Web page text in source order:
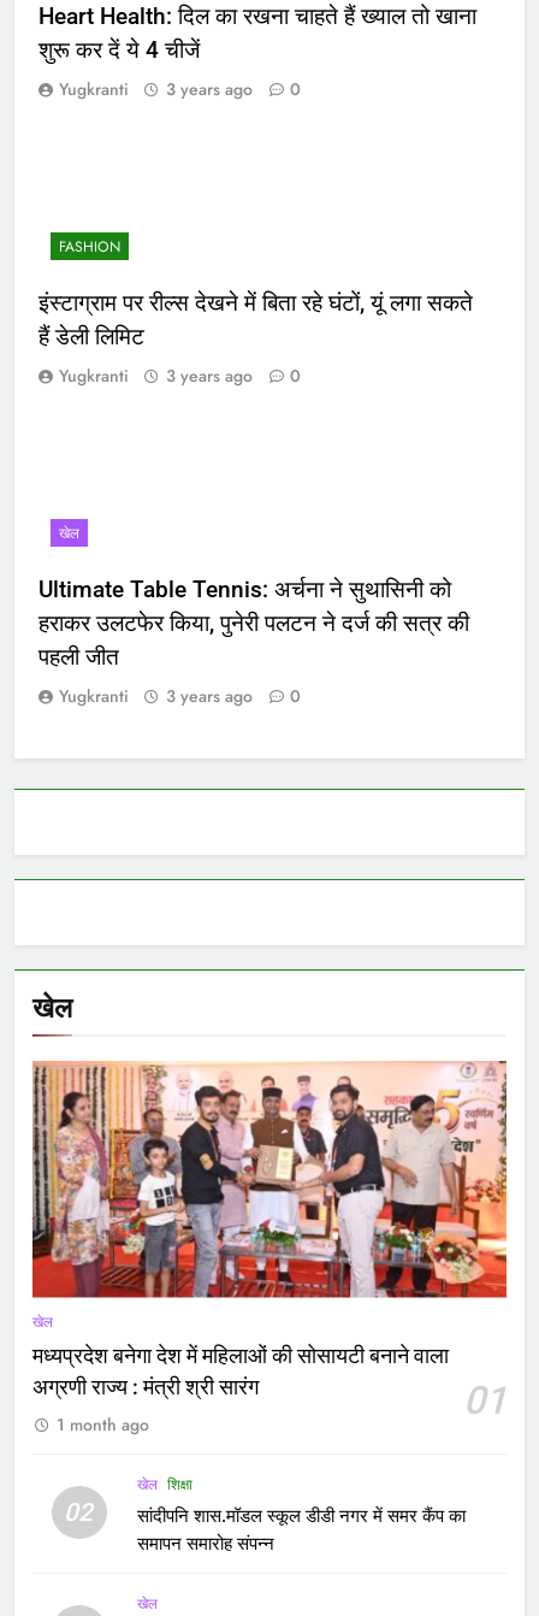
Heart Health: दिल का रखना चाहते हैं ख्याल तो खाना
शुरू कर दें ये 4 चीजें
Yugkranti 3 years ago 0
FASHION
इंस्टाग्राम पर रील्स देखने में बिता रहे घंटों, यूं लगा सकते
हैं डेली लिमिट
Yugkranti 3 years ago 0
खेल
Ultimate Table Tennis: अर्चना ने सुथासिनी को
हराकर उलटफेर किया, पुनेरी पलटन ने दर्ज की सत्र की
पहली जीत
Yugkranti 3 years ago 0
खेल
खेल
मध्यप्रदेश बनेगा देश में महिलाओं की सोसायटी बनाने वाला
अग्रणी राज्य : मंत्री श्री सारंग
01
1 month ago
02
खेल शिक्षा
सांदीपनि शास.मॉडल स्कूल डीडी नगर में समर कैंप का
समापन समारोह संपन्न
खेल